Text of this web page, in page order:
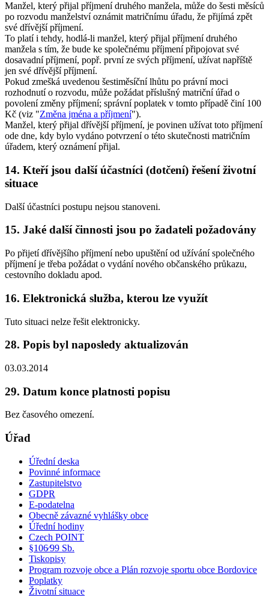
Manžel, který přijal příjmení druhého manžela, může do šesti měsíců
po rozvodu manželství oznámit matričnímu úřadu, že přijímá zpět
své dřívější příjmení.
To platí i tehdy, hodlá-li manžel, který přijal příjmení druhého
manžela s tím, že bude ke společnému příjmení připojovat své
dosavadní příjmení, popř. první ze svých příjmení, užívat napříště
jen své dřívější příjmení.
Pokud zmešká uvedenou šestiměsíční lhůtu po právní moci
rozhodnutí o rozvodu, může požádat příslušný matriční úřad o
povolení změny příjmení; správní poplatek v tomto případě činí 100
Kč (viz "Změna jména a příjmení").
Manžel, který přijal dřívější příjmení, je povinen užívat toto příjmení
ode dne, kdy bylo vydáno potvrzení o této skutečnosti matričním
úřadem, který oznámení přijal.
14. Kteří jsou další účastníci (dotčení) řešení životní
situace
Další účastníci postupu nejsou stanoveni.
15. Jaké další činnosti jsou po žadateli požadovány
Po přijetí dřívějšího příjmení nebo upuštění od užívání společného
příjmení je třeba požádat o vydání nového občanského průkazu,
cestovního dokladu apod.
16. Elektronická služba, kterou lze využít
Tuto situaci nelze řešit elektronicky.
28. Popis byl naposledy aktualizován
03.03.2014
29. Datum konce platnosti popisu
Bez časového omezení.
Úřad
Úřední deska
Povinné informace
Zastupitelstvo
GDPR
E-podatelna
Obecně závazné vyhlášky obce
Úřední hodiny
Czech POINT
§106⁄99 Sb.
Tiskopisy
Program rozvoje obce a Plán rozvoje sportu obce Bordovice
Poplatky
Životní situace